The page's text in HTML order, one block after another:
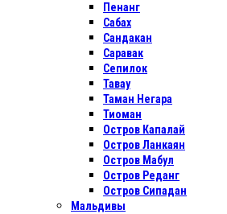
Пенанг
Сабах
Сандакан
Саравак
Сепилок
Тавау
Таман Негара
Тиоман
Остров Капалай
Остров Ланкаян
Остров Мабул
Остров Реданг
Остров Сипадан
Мальдивы